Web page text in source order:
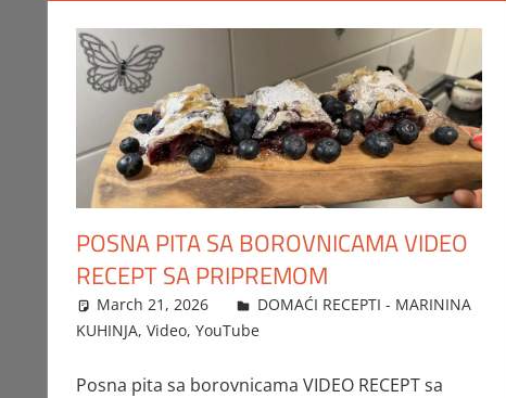
POSNA PITA SA BOROVNICAMA VIDEO
RECEPT SA PRIPREMOM
March 21, 2026 FTorgAdmin
DOMAĆI RECEPTI - MARININA
KUHINJA, Video, YouTube
Posna pita sa borovnicama VIDEO RECEPT sa